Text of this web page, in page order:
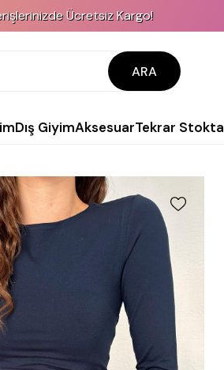
Ücretsiz Kargo!
ARA
Dış GiyimAksesuarTekrar Stokta